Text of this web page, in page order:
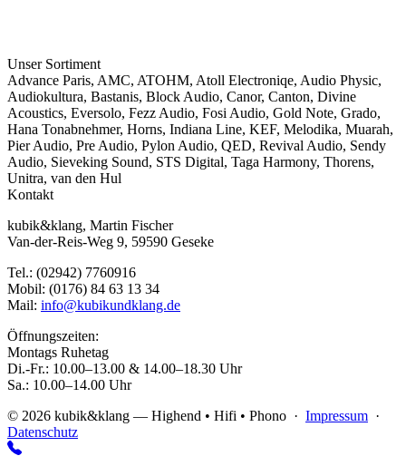
Unser Sortiment
Advance Paris, AMC, ATOHM, Atoll Electroniqe, Audio Physic,
Audiokultura, Bastanis, Block Audio, Canor, Canton, Divine
Acoustics, Eversolo, Fezz Audio, Fosi Audio, Gold Note, Grado,
Hana Tonabnehmer, Horns, Indiana Line, KEF, Melodika, Muarah,
Pier Audio, Pre Audio, Pylon Audio, QED, Revival Audio, Sendy
Audio, Sieveking Sound, STS Digital, Taga Harmony, Thorens,
Unitra, van den Hul
Kontakt
kubik&klang, Martin Fischer
Van-der-Reis-Weg 9, 59590 Geseke
Tel.: (02942) 7760916
Mobil: (0176) 84 63 13 34
Mail: info@kubikundklang.de
Öffnungszeiten:
Montags Ruhetag
Di.-Fr.: 10.00–13.00 & 14.00–18.30 Uhr
Sa.: 10.00–14.00 Uhr
© 2026 kubik&klang — Highend • Hifi • Phono · Impressum ·
Datenschutz